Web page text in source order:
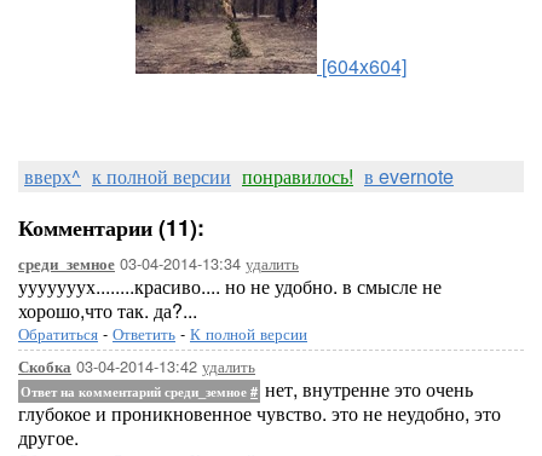
[604x604]
вверх^ к полной версии понравилось! в evernote
Комментарии (11):
среди_земное 03-04-2014-13:34 удалить
ууууууух........красиво.... но не удобно. в смысле не
хорошо,что так. да?...
Обратиться - Ответить - К полной версии
Скобка 03-04-2014-13:42 удалить
Ответ на комментарий среди_земное # нет, внутренне это очень
глубокое и проникновенное чувство. это не неудобно, это
другое.